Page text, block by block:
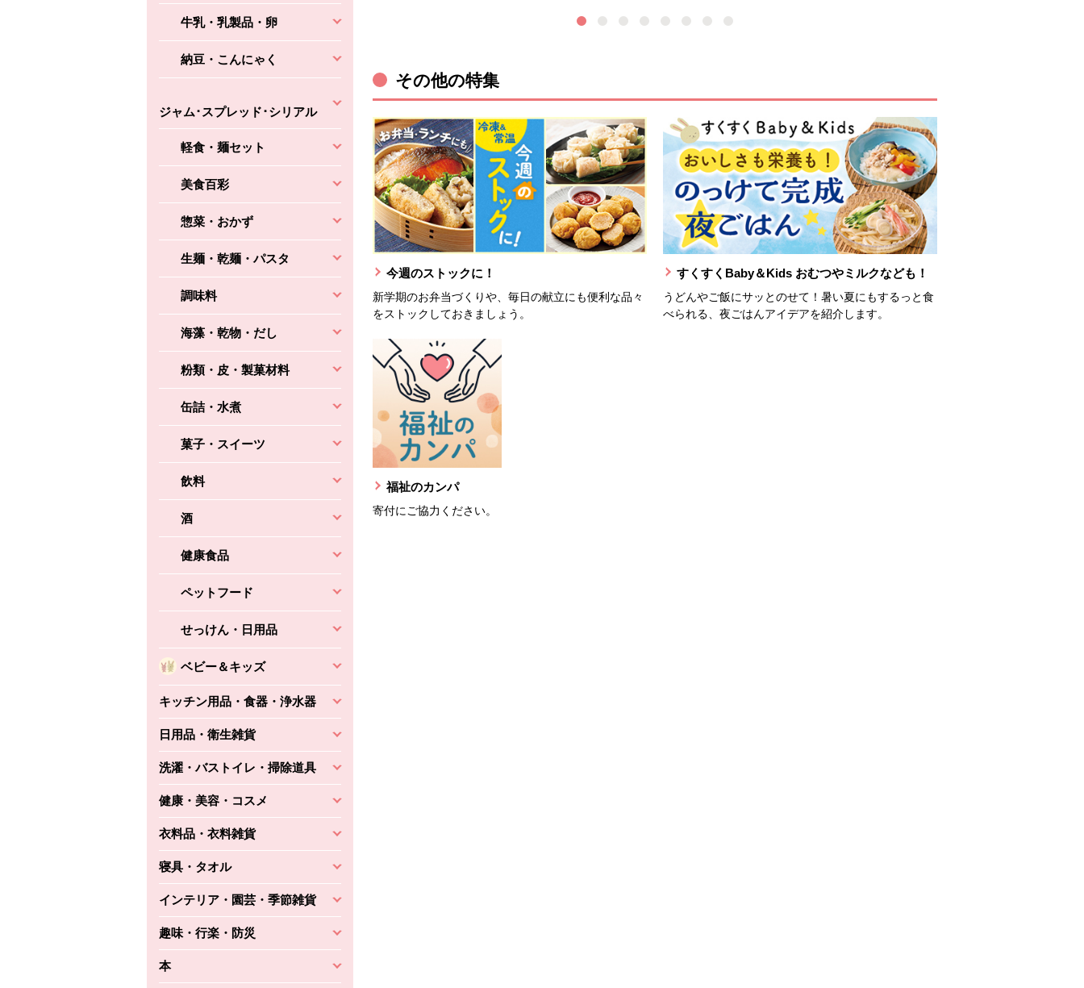
牛乳・乳製品・卵
納豆・こんにゃく
ジャム･スプレッド･シリアル
軽食・麺セット
美食百彩
惣菜・おかず
生麺・乾麺・パスタ
調味料
海藻・乾物・だし
粉類・皮・製菓材料
缶詰・水煮
菓子・スイーツ
飲料
酒
健康食品
ペットフード
せっけん・日用品
ベビー＆キッズ
キッチン用品・食器・浄水器
日用品・衛生雑貨
洗濯・バストイレ・掃除道具
健康・美容・コスメ
衣料品・衣料雑貨
寝具・タオル
インテリア・園芸・季節雑貨
趣味・行楽・防災
本
その他の特集
今週のストックに！
新学期のお弁当づくりや、毎日の献立にも便利な品々
をストックしておきましょう。
すくすくBaby＆Kids おむつやミルクなども！
うどんやご飯にサッとのせて！暑い夏にもするっと食
べられる、夜ごはんアイデアを紹介します。
福祉のカンパ
寄付にご協力ください。